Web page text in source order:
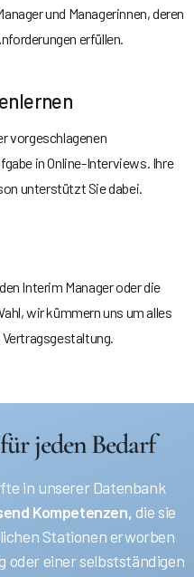
und Managerinnen, deren
erfüllen.
vorgeschlagenen
in Online-Interviews. Ihre
unterstützt Sie dabei.
Interim Manager oder die
wir kümmern uns um alles
jeden Bedarf
in unserer Datenbank
Kompetenzen,die sie
Stationen erworben
oder einer selbstständigen